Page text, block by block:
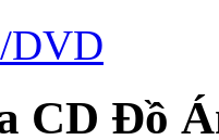
DVD
CD Đồ